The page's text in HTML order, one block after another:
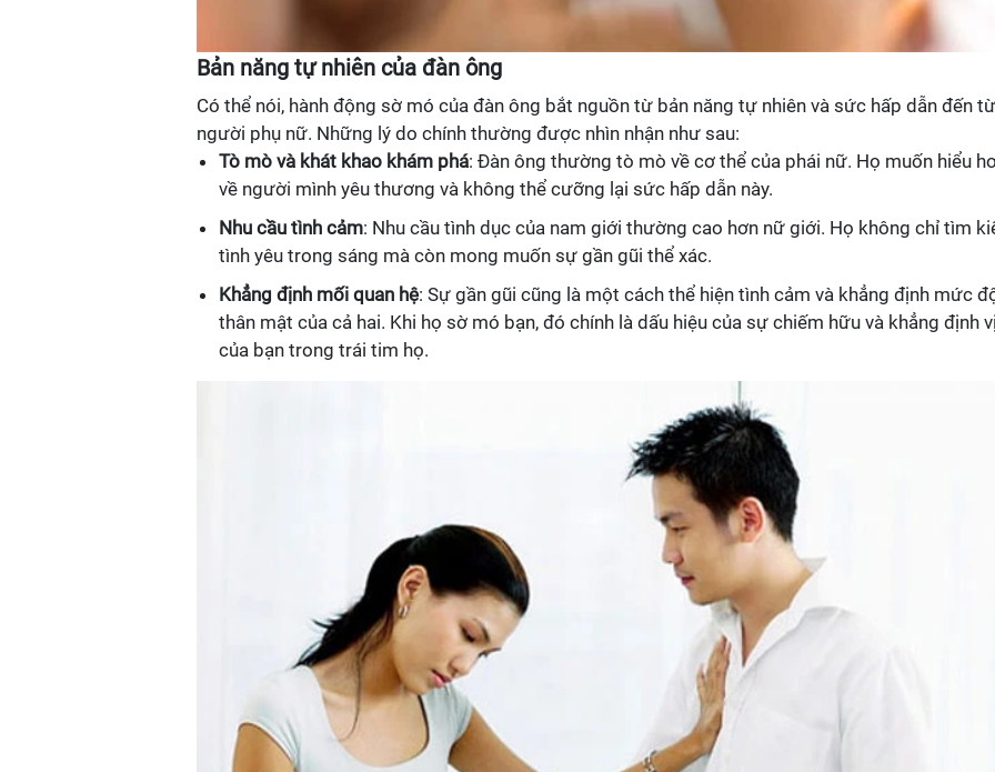
Bản năng tự nhiên của đàn ông
Có thể nói, hành động sờ mó của đàn ông bắt nguồn từ bản năng tự nhiên và sức hấp dẫn đến từ
người phụ nữ. Những lý do chính thường được nhìn nhận như sau:
Tò mò và khát khao khám phá: Đàn ông thường tò mò về cơ thể của phái nữ. Họ muốn hiểu
về người mình yêu thương và không thể cưỡng lại sức hấp dẫn này.
Nhu cầu tình cảm: Nhu cầu tình dục của nam giới thường cao hơn nữ giới. Họ không chỉ tìm
tình yêu trong sáng mà còn mong muốn sự gần gũi thể xác.
Khẳng định mối quan hệ: Sự gần gũi cũng là một cách thể hiện tình cảm và khẳng định mức
thân mật của cả hai. Khi họ sờ mó bạn, đó chính là dấu hiệu của sự chiếm hữu và khẳng định
của bạn trong trái tim họ.